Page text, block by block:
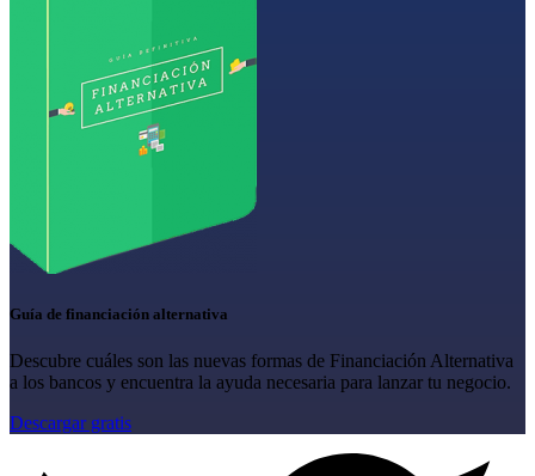
Guía de financiación alternativa
Descubre cuáles son las nuevas formas de Financiación Alternativa
a los bancos y encuentra la ayuda necesaria para lanzar tu negocio.
Descargar gratis